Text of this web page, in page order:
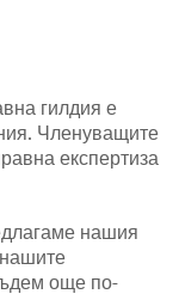
период
BGAktuelle
гилдия е
експертиза
нашия
още по-